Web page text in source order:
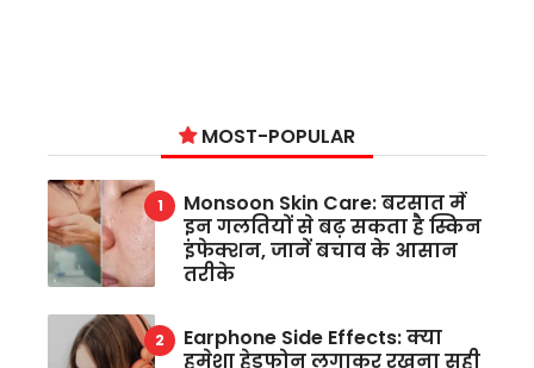
MOST-POPULAR
Monsoon Skin Care: बरसात में
इन गलतियों से बढ़ सकता है स्किन
इंफेक्शन, जानें बचाव के आसान
तरीके
Earphone Side Effects: क्या
हमेशा हेडफोन लगाकर रखना सही